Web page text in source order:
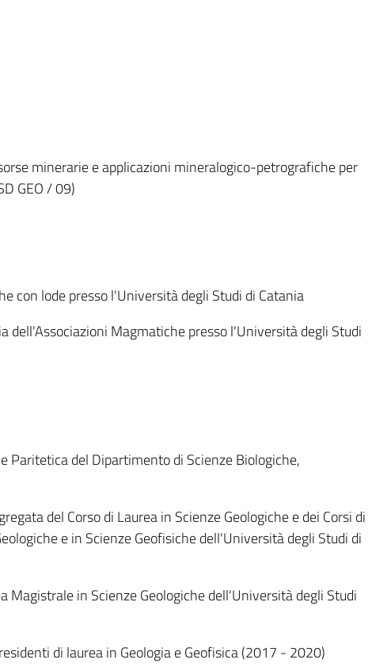
minerarie e applicazioni mineralogico-petrografiche per
GEO / 09)
con lode presso l'Università degli Studi di Catania
dell'Associazioni Magmatiche presso l'Università degli Studi
Paritetica del Dipartimento di Scienze Biologiche,
del Corso di Laurea in Scienze Geologiche e dei Corsi di
e in Scienze Geofisiche dell'Università degli Studi di
Magistrale in Scienze Geologiche dell'Università degli Studi
di laurea in Geologia e Geofisica (2017 - 2020)